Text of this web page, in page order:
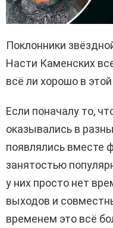
Поклонники
Насти Каменских
всё ли хорошо в
Если поначалу то,
оказывались в
появлялись вместе
занятостью
у них просто нет
выходов и
временем это всё